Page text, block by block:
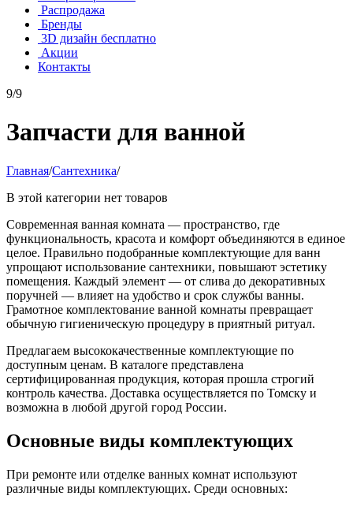
Распродажа
Бренды
3D дизайн бесплатно
Акции
Контакты
9/9
Запчасти для ванной
Главная/Сантехника/
В этой категории нет товаров
Современная ванная комната — пространство, где
функциональность, красота и комфорт объединяются в единое
целое. Правильно подобранные комплектующие для ванн
упрощают использование сантехники, повышают эстетику
помещения. Каждый элемент — от слива до декоративных
поручней — влияет на удобство и срок службы ванны.
Грамотное комплектование ванной комнаты превращает
обычную гигиеническую процедуру в приятный ритуал.
Предлагаем высококачественные комплектующие по
доступным ценам. В каталоге представлена
сертифицированная продукция, которая прошла строгий
контроль качества. Доставка осуществляется по Томску и
возможна в любой другой город России.
Основные виды комплектующих
При ремонте или отделке ванных комнат используют
различные виды комплектующих. Среди основных: